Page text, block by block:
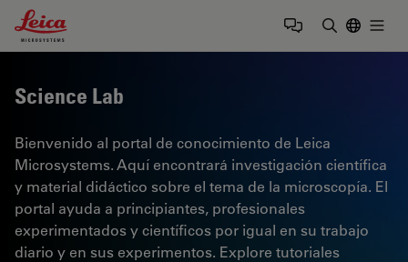
Leica Microsystems Logo
Science Lab
Bienvenido al portal de conocimiento de Leica
Microsystems. Aquí encontrará investigación científica
y material didáctico sobre el tema de la microscopía. El
portal ayuda a principiantes, profesionales
experimentados y científicos por igual en su trabajo
diario y en sus experimentos. Explore tutoriales